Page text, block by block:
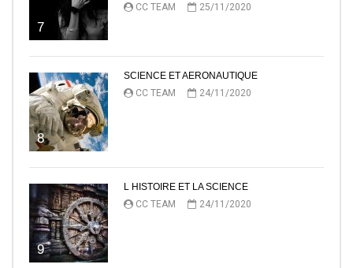
7
CC TEAM
25/11/2020
8
SCIENCE ET AERONAUTIQUE
CC TEAM
24/11/2020
9
L HISTOIRE ET LA SCIENCE
CC TEAM
24/11/2020